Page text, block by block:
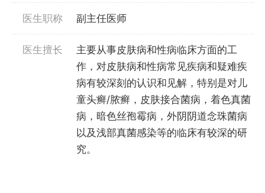
医生职称 副主任医师
医生擅长
主要从事皮肤病和性病临床方面的工
作，对皮肤病和性病常见疾病和疑难疾
病有较深刻的认识和见解，特别是对儿
童头癣/脓癣，皮肤接合菌病，着色真菌
病，暗色丝孢霉病，外阴阴道念珠菌病
以及浅部真菌感染等的临床有较深的研
究。